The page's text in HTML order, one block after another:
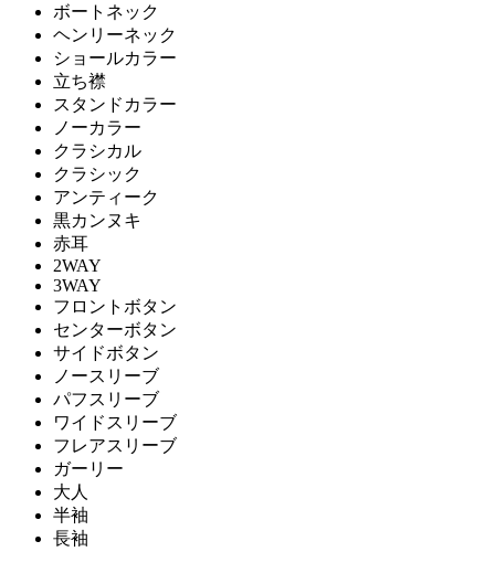
ボートネック
ヘンリーネック
ショールカラー
立ち襟
スタンドカラー
ノーカラー
クラシカル
クラシック
アンティーク
黒カンヌキ
赤耳
2WAY
3WAY
フロントボタン
センターボタン
サイドボタン
ノースリーブ
パフスリーブ
ワイドスリーブ
フレアスリーブ
ガーリー
大人
半袖
長袖